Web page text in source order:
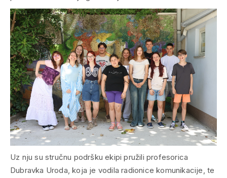
Uz nju su stručnu podršku ekipi pružili profesorica
Dubravka Uroda, koja je vodila radionice komunikacije, te